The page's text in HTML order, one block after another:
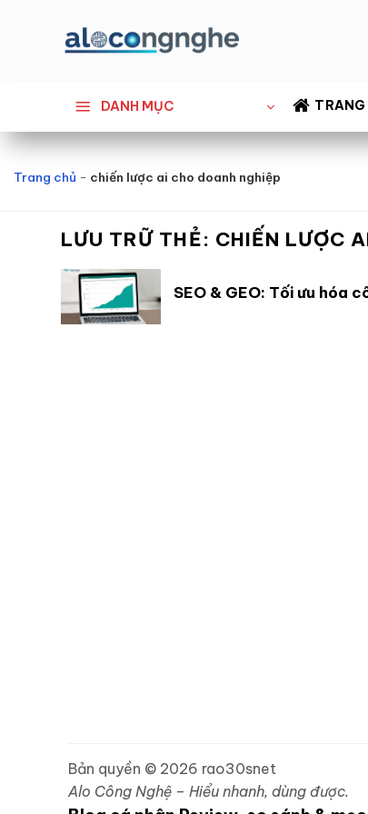
DANH MỤC TRANG
Trang chủ - chiến lược ai cho doanh nghiệp
LƯU TRỮ THẺ: CHIẾN LƯỢC
SEO & GEO: Tối ưu hóa
Bản quyền © 2026 rao30snet
Alo Công Nghệ – Hiểu nhanh, dùng được.